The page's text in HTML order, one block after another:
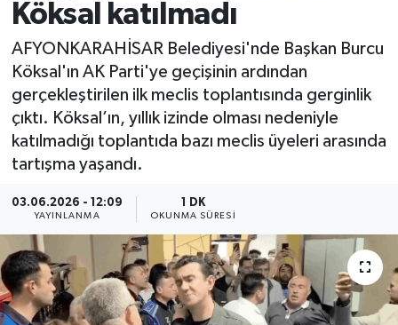
Köksal katılmadı
AFYONKARAHİSAR Belediyesi'nde Başkan Burcu
Köksal'ın AK Parti'ye geçişinin ardından
gerçekleştirilen ilk meclis toplantısında gerginlik
çıktı. Köksal’ın, yıllık izinde olması nedeniyle
katılmadığı toplantıda bazı meclis üyeleri arasında
tartışma yaşandı.
03.06.2026 - 12:09
YAYINLANMA
1 DK
OKUNMA SÜRESI
Ekonomi
Sağlık
Magazin
Kültür Sanat
Röportajlar
Son Dakika Haberleri
Haber Arşivi